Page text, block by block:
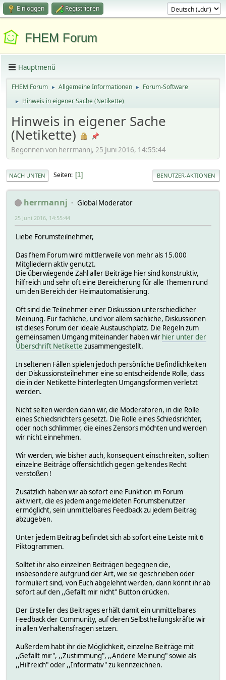
Einloggen Registrieren
FHEM Forum
Hauptmenü
FHEM Forum ► Allgemeine Informationen ► Forum-Software
► Hinweis in eigener Sache (Netikette)
Hinweis in eigener Sache
(Netikette)
Begonnen von herrmannj, 25 Juni 2016, 14:55:44
NACH UNTEN Seiten 1 BENUTZER-AKTIONEN
herrmannj Global Moderator
25 Juni 2016, 14:55:44
Liebe Forumsteilnehmer,
Das fhem Forum wird mittlerweile von mehr als 15.000
Mitgliedern aktiv genutzt.
Die überwiegende Zahl aller Beiträge hier sind konstruktiv,
hilfreich und sehr oft eine Bereicherung für alle Themen rund
um den Bereich der Heimautomatisierung.
Oft sind die Teilnehmer einer Diskussion unterschiedlicher
Meinung. Für fachliche, und vor allem sachliche, Diskussionen
ist dieses Forum der ideale Austauschplatz. Die Regeln zum
gemeinsamen Umgang miteinander haben wir hier unter der
Überschrift Netikette zusammengestellt.
In seltenen Fällen spielen jedoch persönliche Befindlichkeiten
der Diskussionsteilnehmer eine so entscheidende Rolle, dass
die in der Netikette hinterlegten Umgangsformen verletzt
werden.
Nicht selten werden dann wir, die Moderatoren, in die Rolle
eines Schiedsrichters gesetzt. Die Rolle eines Schiedsrichter,
oder noch schlimmer, die eines Zensors möchten und werden
wir nicht einnehmen.
Wir werden, wie bisher auch, konsequent einschreiten, sollten
einzelne Beiträge offensichtlich gegen geltendes Recht
verstoßen !
Zusätzlich haben wir ab sofort eine Funktion im Forum
aktiviert, die es jedem angemeldeten Forumsbenutzer
ermöglicht, sein unmittelbares Feedback zu jedem Beitrag
abzugeben.
Unter jedem Beitrag befindet sich ab sofort eine Leiste mit 6
Piktogrammen.
Solltet ihr also einzelnen Beiträgen begegnen die,
insbesondere aufgrund der Art, wie sie geschrieben oder
formuliert sind, von Euch abgelehnt werden, dann könnt ihr ab
sofort auf den ,,Gefällt mir nicht" Button drücken.
Der Ersteller des Beitrages erhält damit ein unmittelbares
Feedback der Community, auf deren Selbstheilungskräfte wir
in allen Verhaltensfragen setzen.
Außerdem habt ihr die Möglichkeit, einzelne Beiträge mit
,,Gefällt mir", ,,Zustimmung", ,,Andere Meinung" sowie als
,,Hilfreich" oder ,,Informativ" zu kennzeichnen.